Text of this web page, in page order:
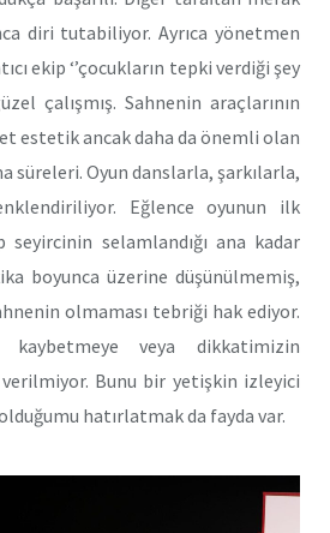
diri tutabiliyor. Ayrıca yönetmen
ekip ‘’çocukların tepki verdiği şey
çalışmış. Sahnenin araçlarının
estetik ancak daha da önemli olan
süreleri. Oyun danslarla, şarkılarla,
Eğlence oyunun ilk
seyircinin selamlandığı ana kadar
boyunca üzerine düşünülmemiş,
olmaması tebriği hak ediyor.
kaybetmeye veya dikkatimizin
verilmiyor. Bunu bir yetişkin izleyici
hatırlatmak da fayda var.